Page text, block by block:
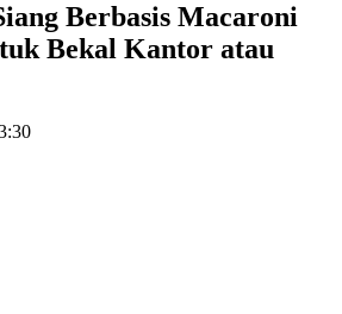
Berbasis Macaroni
Bekal Kantor atau